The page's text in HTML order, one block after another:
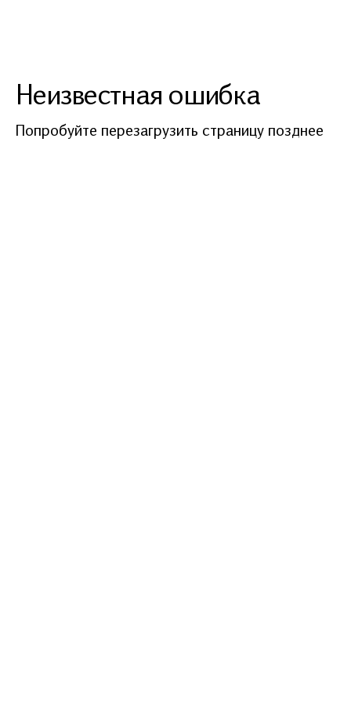
Неизвестная ошибка
Попробуйте перезагрузить страницу позднее